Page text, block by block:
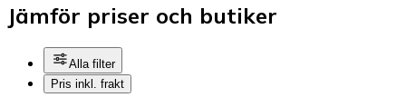
Jämför priser och butiker
Alla filter
Pris inkl. frakt